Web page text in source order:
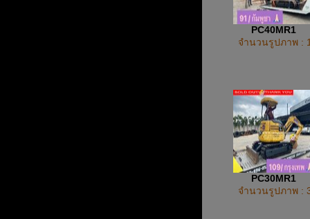
PC40MR1
จำนวนรูปภาพ :
PC30MR1
จำนวนรูปภาพ :